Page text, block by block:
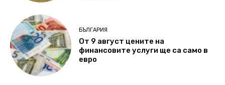
БЪЛГАРИЯ
От 9 август цените на
финансовите услуги ще са само в
евро